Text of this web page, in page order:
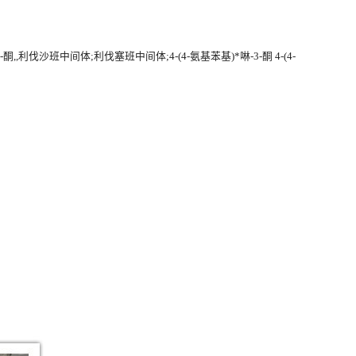
,,利伐沙班中间体;利伐塞班中间体;4-(4-氨基苯基)*啉-3-酮 4-(4-